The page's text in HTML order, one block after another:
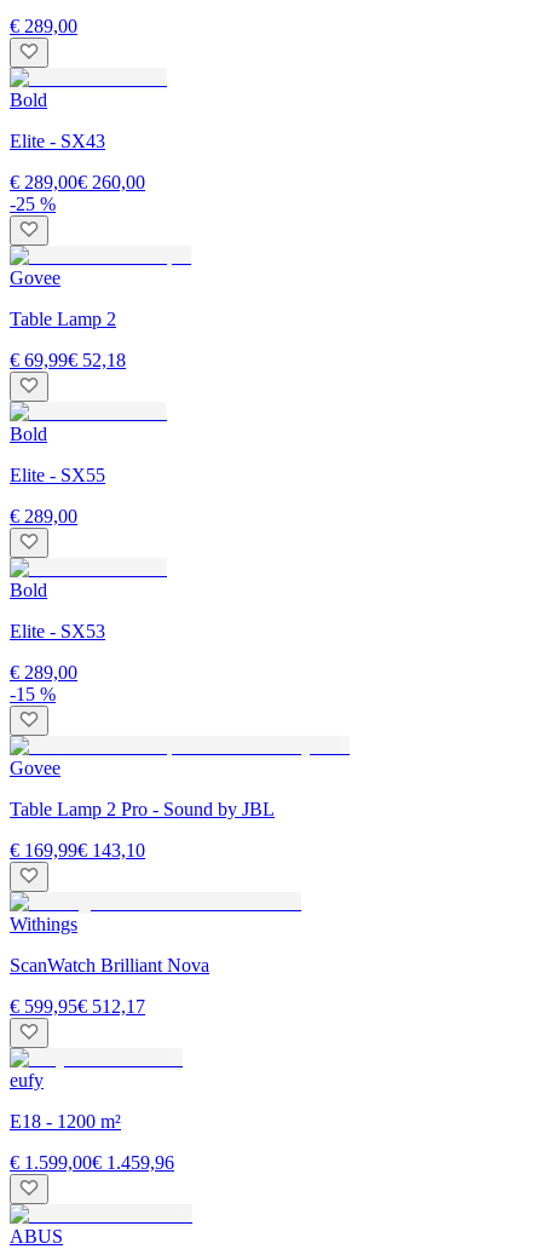
€ 289,00
Bold
Elite - SX43
€ 289,00€ 260,00
-25 %
Govee
Table Lamp 2
€ 69,99€ 52,18
Bold
Elite - SX55
€ 289,00
Bold
Elite - SX53
€ 289,00
-15 %
Govee
Table Lamp 2 Pro - Sound by JBL
€ 169,99€ 143,10
Withings
ScanWatch Brilliant Nova
€ 599,95€ 512,17
eufy
E18 - 1200 m²
€ 1.599,00€ 1.459,96
ABUS